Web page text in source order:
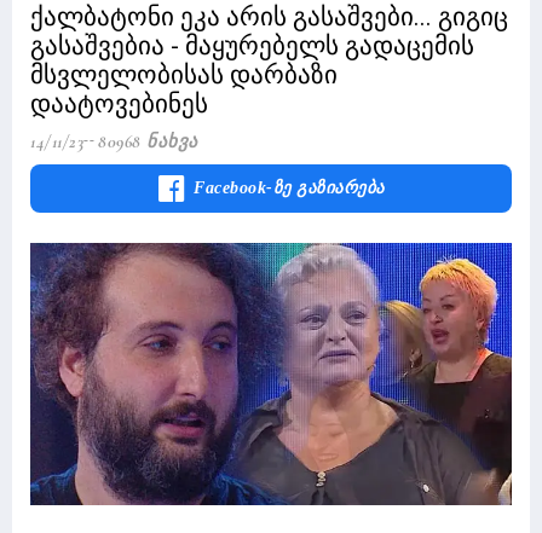
ქალბატონი ეკა არის გასაშვები... გიგიც
გასაშვებია - მაყურებელს გადაცემის
მსვლელობისას დარბაზი
დაატოვებინეს
14/11/23 80968 Ნახვა
Facebook-Ზე Გაზიარება